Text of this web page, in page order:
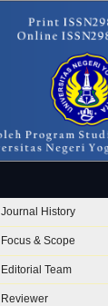
Journal History
Focus & Scope
Editorial Team
Reviewer